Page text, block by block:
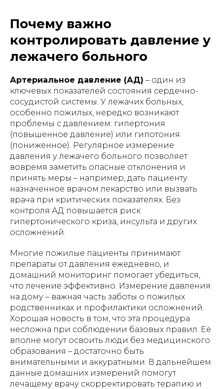
Почему важно
контролировать давление у
лежачего больного
Артериальное давление (АД) – один из
ключевых показателей состояния сердечно-
сосудистой системы. У лежачих больных,
особенно пожилых, нередко возникают
проблемы с давлением: гипертония
(повышенное давление) или гипотония
(пониженное). Регулярное измерение
давления у лежачего больного позволяет
вовремя заметить опасные отклонения и
принять меры – например, дать пациенту
назначенное врачом лекарство или вызвать
врача при критических показателях. Без
контроля АД повышается риск
гипертонического криза, инсульта и других
осложнений.
Многие пожилые пациенты принимают
препараты от давления ежедневно, и
домашний мониторинг помогает убедиться,
что лечение эффективно. Измерение давления
на дому – важная часть заботы о пожилых
родственниках и профилактики осложнений.
Хорошая новость в том, что эта процедура
несложна при соблюдении базовых правил. Её
вполне могут освоить люди без медицинского
образования – достаточно быть
внимательными и аккуратными. В дальнейшем
данные домашних измерений помогут
лечащему врачу скорректировать терапию и